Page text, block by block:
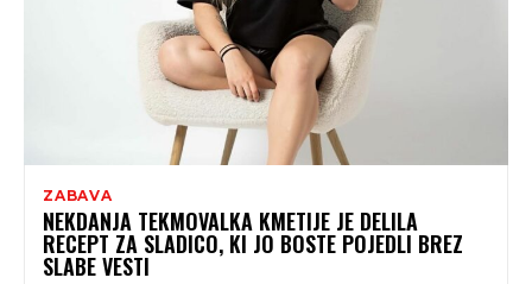
ZABAVA
NEKDANJA TEKMOVALKA KMETIJE JE DELILA
RECEPT ZA SLADICO, KI JO BOSTE POJEDLI BREZ
SLABE VESTI